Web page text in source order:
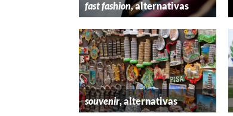
fast fashion, alternativas
souvenir, alternativas